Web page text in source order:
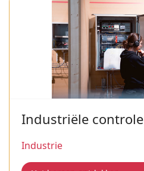
Industriële controle
Industrie